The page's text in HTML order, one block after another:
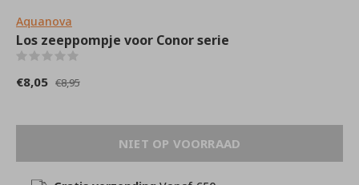
Aquanova
Los zeeppompje voor Conor serie
€8,05 €8,95
NIET OP VOORRAAD